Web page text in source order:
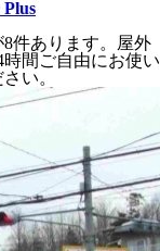
件あります。屋外
間ご自由にお使い
い。